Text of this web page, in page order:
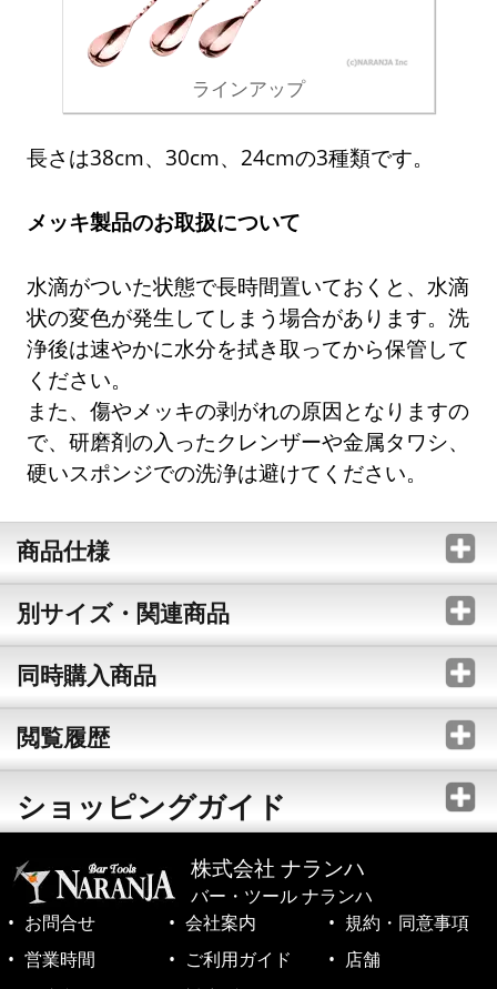
ラインアップ
長さは38cm、30cm、24cmの3種類です。
メッキ製品のお取扱について
水滴がついた状態で長時間置いておくと、水滴
状の変色が発生してしまう場合があります。洗
浄後は速やかに水分を拭き取ってから保管して
ください。
また、傷やメッキの剥がれの原因となりますの
で、研磨剤の入ったクレンザーや金属タワシ、
硬いスポンジでの洗浄は避けてください。
商品仕様
別サイズ・関連商品
同時購入商品
閲覧履歴
ショッピングガイド
株式会社 ナランハ
バー・ツール ナランハ
お問合せ
会社案内
規約・同意事項
営業時間
ご利用ガイド
店舗